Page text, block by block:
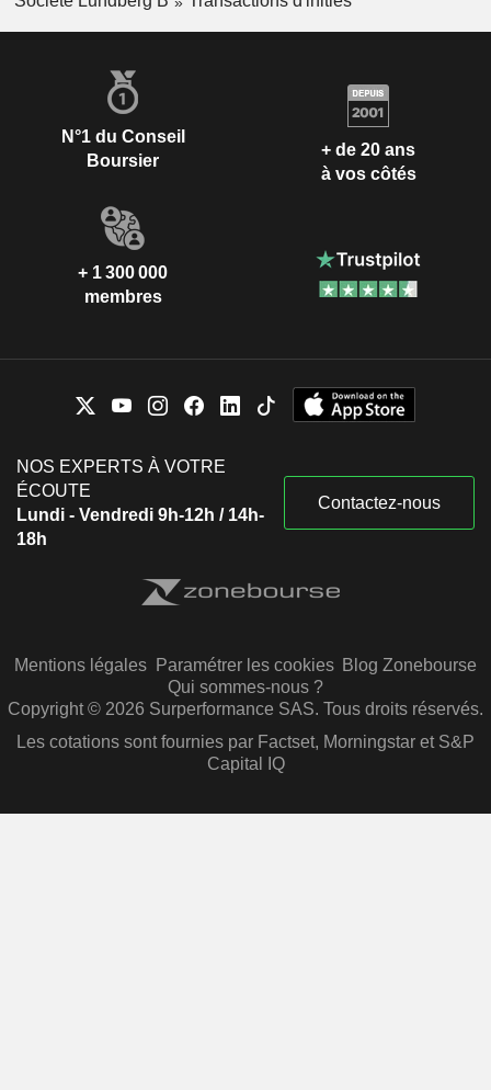
N°1 du Conseil
Boursier
+ de 20 ans
à vos côtés
+ 1 300 000
membres
NOS EXPERTS À VOTRE
ÉCOUTE
Lundi - Vendredi 9h-12h / 14h-
18h
Contactez-nous
Mentions légales Paramétrer les cookies Blog Zonebourse
Qui sommes-nous ?
Copyright © 2026 Surperformance SAS. Tous droits réservés.
Les cotations sont fournies par Factset, Morningstar et S&P
Capital IQ